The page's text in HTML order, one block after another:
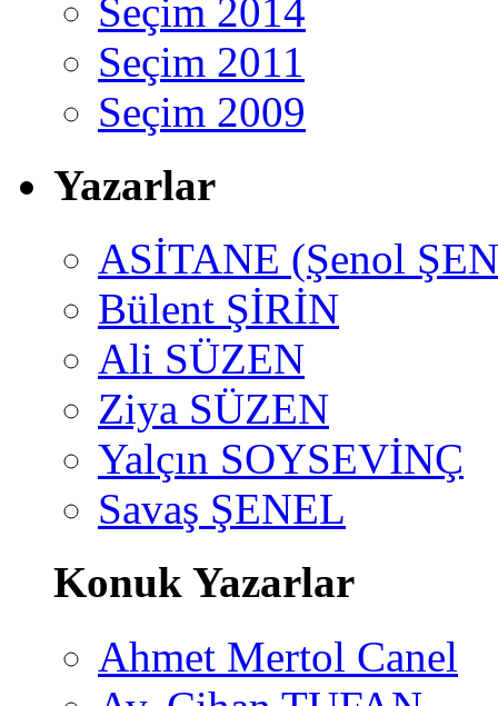
Seçim 2014
Seçim 2011
Seçim 2009
Yazarlar
ASİTANE (Şenol
Bülent ŞİRİN
Ali SÜZEN
Ziya SÜZEN
Yalçın SOYSEVİNÇ
Savaş ŞENEL
Konuk Yazarlar
Ahmet Mertol Canel